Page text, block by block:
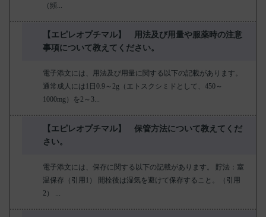
（頻...
【エピレオプチマル】 用法及び用量や服薬時の注意
事項について教えてください。
電子添文には、用法及び用量に関する以下の記載があります。
通常成人には1日0.9～2g（エトスクシミドとして、450～
1000mg）を2～3...
【エピレオプチマル】 保管方法について教えてくだ
さい。
電子添文には、保存に関する以下の記載があります。 貯法：室
温保存（引用1） 開栓後は湿気を避けて保存すること。（引用
2） ...